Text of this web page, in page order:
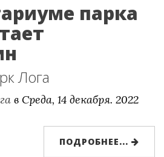
парка
Лога
в Среда, 14 декабря. 2022
ПОДРОБНЕЕ...